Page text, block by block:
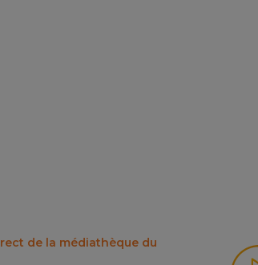
de la médiathèque du